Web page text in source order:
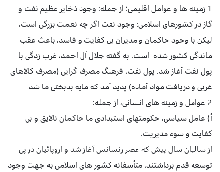
1 زمينه ‏ها و عوامل اقليمى؛ از جمله: وجود ذخاير عظيم نفت و
گاز در كشورهاى اسلامى: وجود نفت اگر چه نعمت بزرگى است،
ليكن با وجود حاكمان و مديران بى كفايت و فاسد، باعث عقب‏
ماندگى كشور شده است. به گفته جلال آل احمد، غرب زدگى با
پول نفت آغاز شد. پول نفت، فرهنگ مصرف گرايى (مصرف كالاهاى
غربى و دريافت مواد آماده) پديد آمد كه مايه بدبختى ما شد.
2 عوامل و زمينه ‏هاى انسانى، از جمله:
أ) عامل سياسى، حكومت‏هاى استبدادى ما حاكمان نالايق و بى
كفايت و سوء مديريت.
از ساليان سال پيش كه عصر رنسانس آغاز شد و اروپائيان در پى
توسعه قدم برداشتند، متأسفانه كشور هاى اسلامى به جهت وجود